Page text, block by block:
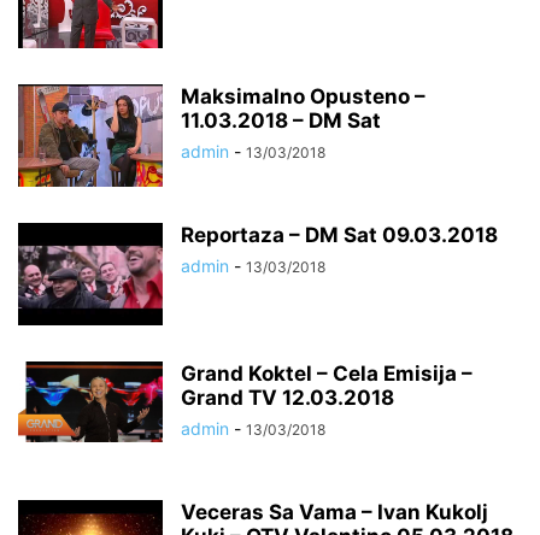
Maksimalno Opusteno –
11.03.2018 – DM Sat
admin - 13/03/2018
Reportaza – DM Sat 09.03.2018
admin - 13/03/2018
Grand Koktel – Cela Emisija –
Grand TV 12.03.2018
admin - 13/03/2018
Veceras Sa Vama – Ivan Kukolj